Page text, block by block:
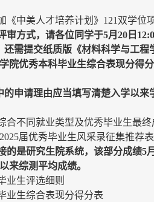
中美人才培养计划》121双学位
方式，请各位同学于5月20日
还需提交纸质版《材料科学与工
院优秀本科毕业生综合表现分得
的申请理由应当填写清楚入学以
合不同就业类型及优秀毕业生最
届优秀毕业生风采录征集推荐表
是研究生院系统，该部分成绩
来综测平均成绩。
业生评选细则
生综合表现分得分表